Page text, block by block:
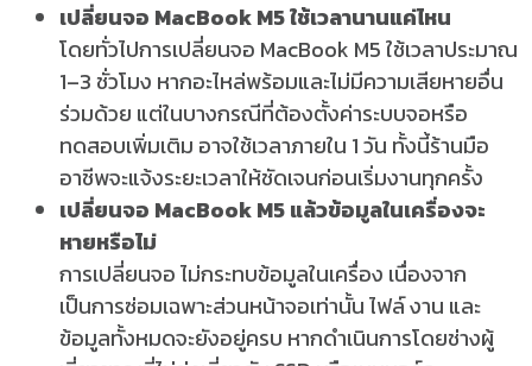
เปลี่ยนจอ MacBook M5 ใช้เวลานานแค่ไหน
โดยทั่วไปการเปลี่ยนจอ MacBook M5 ใช้เวลาประมาณ
1–3 ชั่วโมง หากอะไหล่พร้อมและไม่มีความเสียหายอื่น
ร่วมด้วย แต่ในบางกรณีที่ต้องตั้งค่าระบบจอหรือ
ทดสอบเพิ่มเติม อาจใช้เวลาภายใน 1 วัน ทั้งนี้ร้านมือ
อาชีพจะแจ้งระยะเวลาให้ชัดเจนก่อนเริ่มงานทุกครั้ง
เปลี่ยนจอ MacBook M5 แล้วข้อมูลในเครื่องจะ
หายหรือไม่
การเปลี่ยนจอไม่กระทบข้อมูลในเครื่อง เนื่องจาก
เป็นการซ่อมเฉพาะส่วนหน้าจอเท่านั้น ไฟล์ งาน และ
ข้อมูลทั้งหมดจะยังอยู่ครบ หากดำเนินการโดยช่างผู้